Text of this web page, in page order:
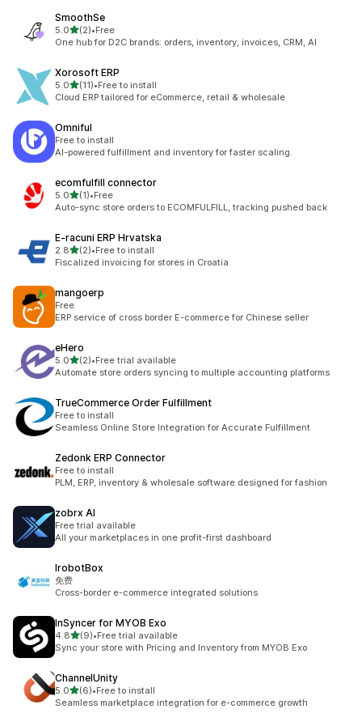
SmoothSe
5.0เต็ม 5 ดาว
(2)
ทั้งหมด 2 รีวิว
•Free
One hub for D2C brands: orders, inventory, invoices, CRM, AI
Xorosoft ERP
5.0เต็ม 5 ดาว
(11)
ทั้งหมด 11 รีวิว
•Free to install
Cloud ERP tailored for eCommerce, retail & wholesale
Omniful
Free to install
AI-powered fulfillment and inventory for faster scaling.
ecomfulfill connector
5.0เต็ม 5 ดาว
(1)
ทั้งหมด 1 รีวิว
•Free
Auto-sync store orders to ECOMFULFILL, tracking pushed back
E‑racuni ERP Hrvatska
2.8เต็ม 5 ดาว
(2)
ทั้งหมด 2 รีวิว
•Free to install
Fiscalized invoicing for stores in Croatia
mangoerp
Free
ERP service of cross border E-commerce for Chinese seller
eHero
5.0เต็ม 5 ดาว
(2)
ทั้งหมด 2 รีวิว
•Free trial available
Automate store orders syncing to multiple accounting platforms
TrueCommerce Order Fulfillment
Free to install
Seamless Online Store Integration for Accurate Fulfillment
Zedonk ERP Connector
Free to install
PLM, ERP, inventory & wholesale software designed for fashion
zobrx AI
Free trial available
All your marketplaces in one profit-first dashboard
IrobotBox
免费
Cross-border e-commerce integrated solutions
InSyncer for MYOB Exo
4.8เต็ม 5 ดาว
(9)
ทั้งหมด 9 รีวิว
•Free trial available
Sync your store with Pricing and Inventory from MYOB Exo
ChannelUnity
5.0เต็ม 5 ดาว
(6)
ทั้งหมด 6 รีวิว
•Free to install
Seamless marketplace integration for e-commerce growth